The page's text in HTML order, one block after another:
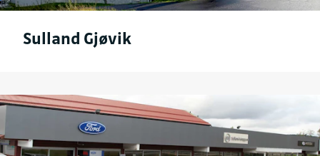
Sulland Gjøvik